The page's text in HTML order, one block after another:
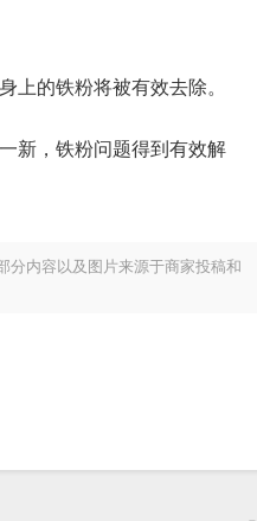
上的铁粉将被有效去除。
新，铁粉问题得到有效解
分内容以及图片来源于商家投稿和